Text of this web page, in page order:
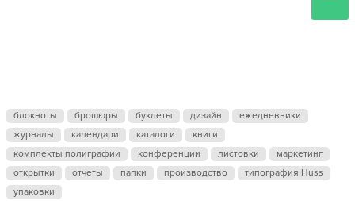
ДРАКОНОВ
блокноты брошюры буклеты дизайн
ежедневники
журналы
календари каталоги
книги
комплекты полиграфии
конференции листовки
маркетинг
открытки
отчеты папки производство
типография Huss
упаковки